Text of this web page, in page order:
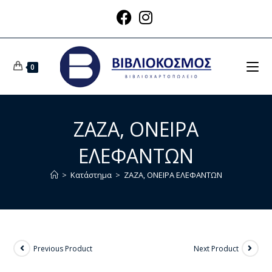
0
ΖΑΖΑ, ΟΝΕΙΡΑ
ΕΛΕΦΑΝΤΩΝ
> Κατάστημα > ΖΑΖΑ, ΟΝΕΙΡΑ ΕΛΕΦΑΝΤΩΝ
Previous Product Next Product